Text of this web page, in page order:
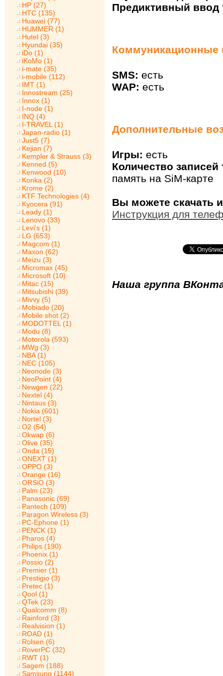
HP (27)
HTC (135)
Huawei (77)
HUMMER (1)
Hutel (3)
Hyundai (35)
iDo (1)
iKoMo (1)
i-mate (35)
i-mobile (112)
IMT (1)
Innostream (25)
Innox (1)
I-node (1)
INQ (4)
I-TRAVEL (1)
Japan-radio (1)
Just5 (7)
Kejian (7)
Kempler & Strauss (3)
Kenned (5)
Kenwood (10)
Konka (2)
Krome (2)
KTF Technologies (4)
Kyocera (91)
Leady (1)
Lenovo (33)
Levi's (1)
LG (653)
Magcom (1)
Maxon (62)
Meizu (3)
Micromax (45)
Microsoft (10)
Mitac (15)
Mitsubishi (39)
Mivvy (5)
Mobiado (20)
Mobile shot (2)
MODOTTEL (1)
Modu (8)
Motorola (593)
MWg (3)
NBA (1)
NEC (105)
Neonode (3)
NeoPoint (4)
Newgen (22)
Nextel (4)
Nintaus (3)
Nokia (601)
Nortel (3)
O2 (54)
Okwap (6)
Olive (35)
Onda (15)
ONEXT (1)
OPPO (3)
Orange (16)
ORSiO (3)
Palm (23)
Panasonic (69)
Pantech (109)
Paragon Wireless (3)
PC-Ephone (1)
PENCK (1)
Pharos (4)
Philips (190)
Phoenix (1)
Possio (2)
Premier (1)
Prestigio (3)
Pretec (1)
Qool (1)
QTek (23)
Qualcomm (8)
Rainford (3)
Realvision (1)
ROAD (1)
Rolsen (6)
RoverPC (32)
RWT (1)
Sagem (188)
Samsung (1144)
Предиктивный ввод
Коммуникационные
SMS: есть
WAP: есть
Дополнительные
Игры: есть
Количество
память на SiM-карте
Вы можете скачать
Инструкция для
Наша группа